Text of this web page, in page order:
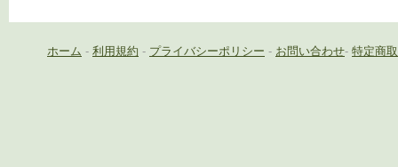
ホーム - 利用規約 - プライバシーポリシー - お問い合わせ- 特定商